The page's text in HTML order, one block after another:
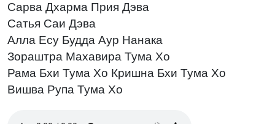
Сарва Дхарма Прия Дэва
Сатья Саи Дэва
Алла Есу Будда Аур Нанака
Зораштра Махавира Тума Хо
Рама Бхи Тума Хо Кришна Бхи Тума Хо
Вишва Рупа Тума Хо